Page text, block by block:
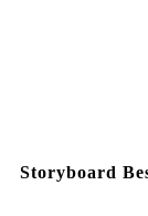
Storyboard